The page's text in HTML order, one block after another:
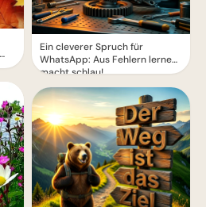
Ein cleverer Spruch für
WhatsApp: Aus Fehlern lernen
macht schlau!